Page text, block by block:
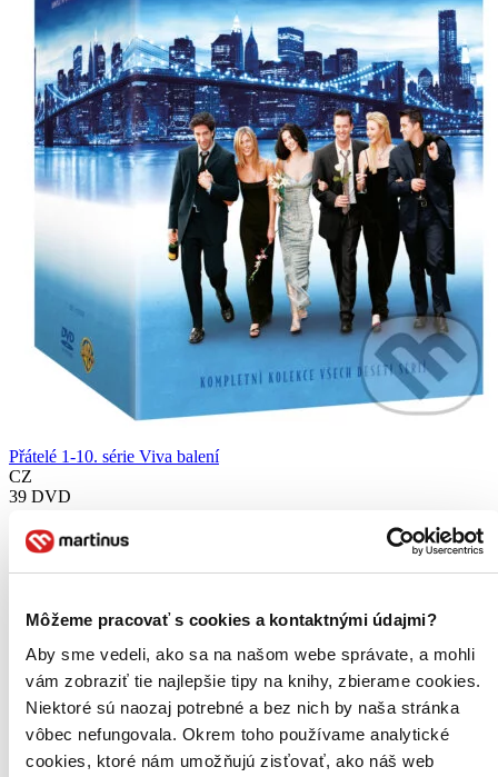
Môžeme pracovať s cookies a kontaktnými údajmi?
Aby sme vedeli, ako sa na našom webe správate, a mohli
vám zobraziť tie najlepšie tipy na knihy, zbierame cookies.
Niektoré sú naozaj potrebné a bez nich by naša stránka
vôbec nefungovala. Okrem toho používame analytické
cookies, ktoré nám umožňujú zisťovať, ako náš web
Přátelé 1-10. série Viva balení
CZ
39 DVD
Jennifer Aniston
Lisa Kudrow
Matthew Perry
Láska, sex, přátelství, štěstí a smůla kolem nás aneb život je třeba
brát s nadhledem...
DVD film
Do 2 – 4 dní